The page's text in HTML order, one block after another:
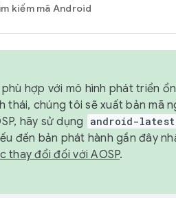
kiếm mã Android
hợp với mô hình phát triển
thái, chúng tôi sẽ xuất bản mã
hãy sử dụng
android-
đến bản phát hành gần đây
thay đổi đối với AOSP.